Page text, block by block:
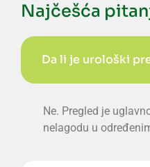
Najčešća
Da li je urološki
Ne. Pregled je
nelagodu u